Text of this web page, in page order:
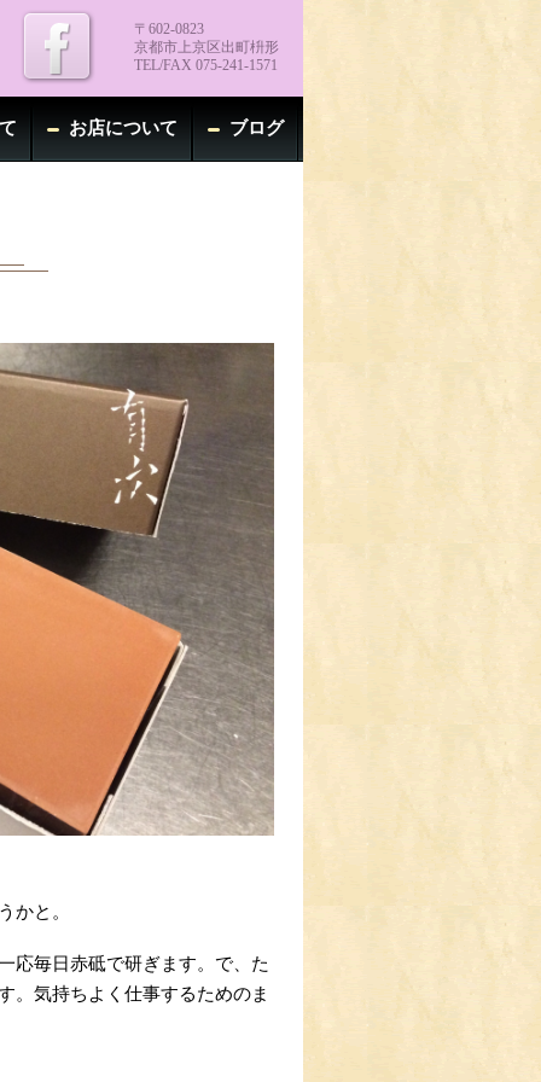
〒602-0823
京都市上京区出町枡形
TEL/FAX 075-241-1571
お店について ブログ
かと。
応毎日赤砥で研ぎます。で、た
。気持ちよく仕事するためのま